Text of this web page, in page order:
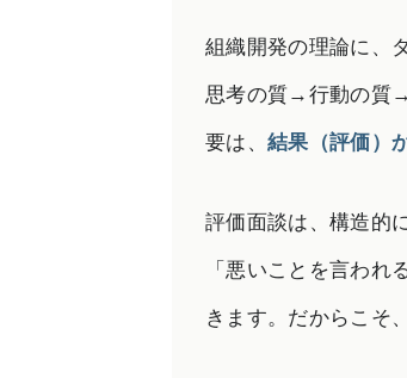
組織開発の理論に、
思考の質→行動の質→
要は、結果（評価）
評価面談は、構造的
「悪いことを言わ
きます。だからこそ、